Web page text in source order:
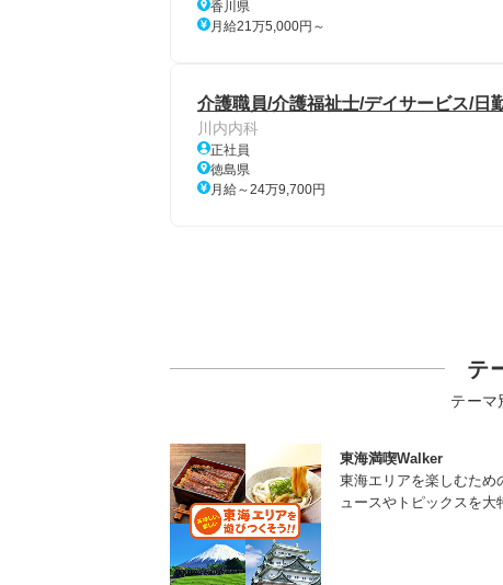
香川県
月給21万5,000円～
介護職員/介護福祉士/デイサービス/日
川内内科
正社員
徳島県
月給～24万9,700円
テ
テーマ
東海満喫Walker
東海エリアを楽しむため
ュースやトピックスを大